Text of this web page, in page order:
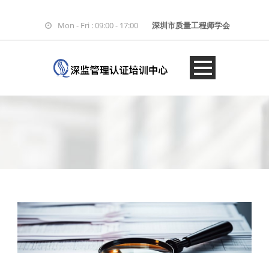
Mon - Fri : 09:00 - 17:00 深圳市质量工程师学会